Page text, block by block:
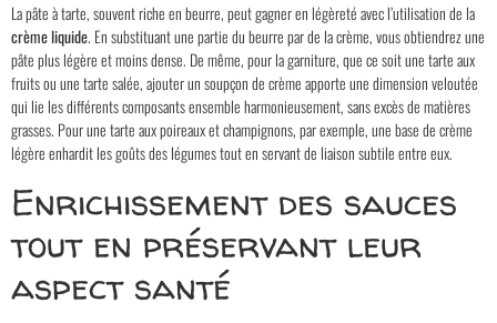
La pâte à tarte, souvent riche en beurre, peut gagner en légèreté avec l’utilisation de la
crème liquide. En substituant une partie du beurre par de la crème, vous obtiendrez une
pâte plus légère et moins dense. De même, pour la garniture, que ce soit une tarte aux
fruits ou une tarte salée, ajouter un soupçon de crème apporte une dimension veloutée
qui lie les différents composants ensemble harmonieusement, sans excès de matières
grasses. Pour une tarte aux poireaux et champignons, par exemple, une base de crème
légère enhardit les goûts des légumes tout en servant de liaison subtile entre eux.
Enrichissement des sauces
tout en préservant leur
aspect santé